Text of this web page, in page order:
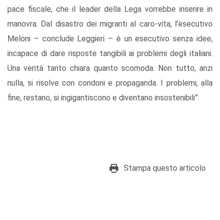
pace fiscale, che il leader della Lega vorrebbe inserire in
manovra. Dal disastro dei migranti al caro-vita, l’esecutivo
Meloni – conclude Leggieri – è un esecutivo senza idee,
incapace di dare risposte tangibili ai problemi degli italiani.
Una verità tanto chiara quanto scomoda. Non tutto, anzi
nulla, si risolve con condoni e propaganda. I problemi, alla
fine, restano, si ingigantiscono e diventano insostenibili”.
Stampa questo articolo